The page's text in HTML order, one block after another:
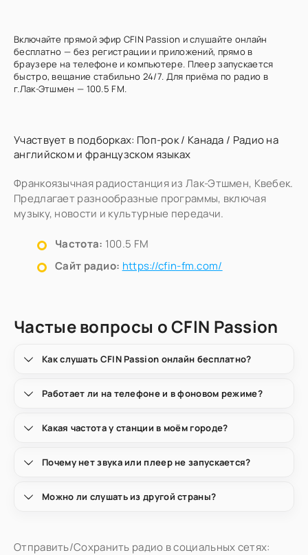
Включайте прямой эфир CFIN Passion и слушайте онлайн
бесплатно — без регистрации и приложений, прямо в
браузере на телефоне и компьютере. Плеер запускается
быстро, вещание стабильно 24/7. Для приёма по радио в
г.Лак-Этшмен — 100.5 FM.
Участвует в подборках: Поп-рок/ Канада / Радио на
английском и французском языках
Франкоязычная радиостанция из Лак-Этшмен, Квебек.
Предлагает разнообразные программы, включая
музыку, новости и культурные передачи.
Частота: 100.5 FM
Сайт радио: https://cfin-fm.com/
Частые вопросы о CFIN Passion
Как слушать CFIN Passion онлайн бесплатно?
Работает ли на телефоне и в фоновом режиме?
Какая частота у станции в моём городе?
Почему нет звука или плеер не запускается?
Можно ли слушать из другой страны?
Отправить/Сохранить радио в социальных сетях: